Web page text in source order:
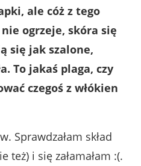
ale cóż z tego
ogrzeje, skóra się
się jak szalone,
To jakaś plaga, czy
czegoś z włókien
Sprawdzałam skład
też) i się załamałam :(.